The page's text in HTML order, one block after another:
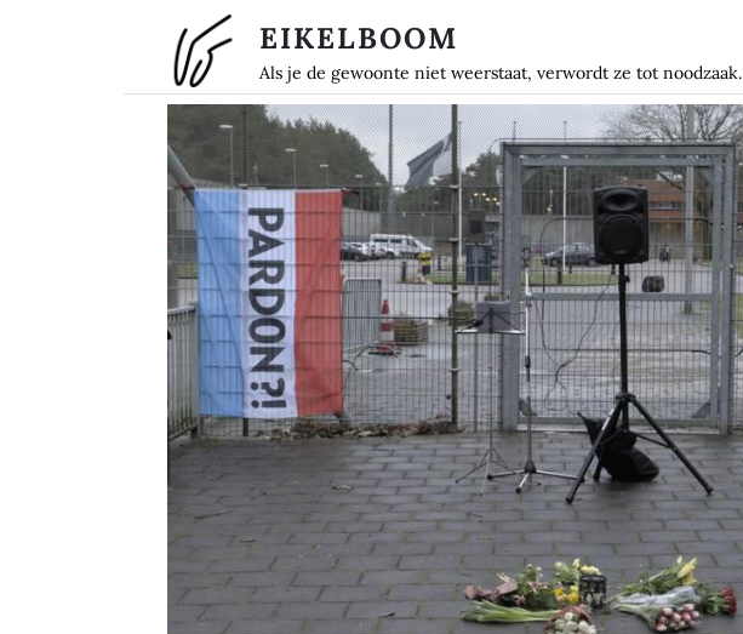
Overslaan en naar de inhoud gaan
EIKELBOOM
Als je de gewoonte niet weerstaat, verwordt ze tot noodzaak.